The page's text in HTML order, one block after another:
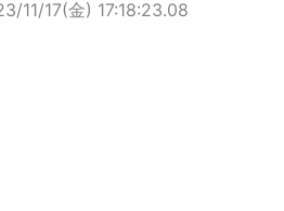
11/17(金) 17:18:23.08